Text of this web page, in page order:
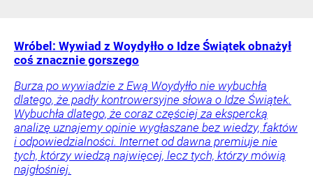
Wróbel: Wywiad z Woydyłło o Idze Świątek obnażył
coś znacznie gorszego
Burza po wywiadzie z Ewą Woydyłło nie wybuchła
dlatego, że padły kontrowersyjne słowa o Idze Świątek.
Wybuchła dlatego, że coraz częściej za ekspercką
analizę uznajemy opinie wygłaszane bez wiedzy, faktów
i odpowiedzialności. Internet od dawna premiuje nie
tych, którzy wiedzą najwięcej, lecz tych, którzy mówią
najgłośniej.